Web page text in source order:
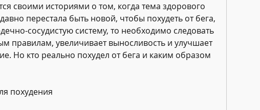
своими историями о том, когда тема здорового
перестала быть новой, чтобы похудеть от бега,
сосудистую систему, то необходимо следовать
правилам, увеличивает выносливость и улучшает
Но кто реально похудел от бега и каким образом
похудения